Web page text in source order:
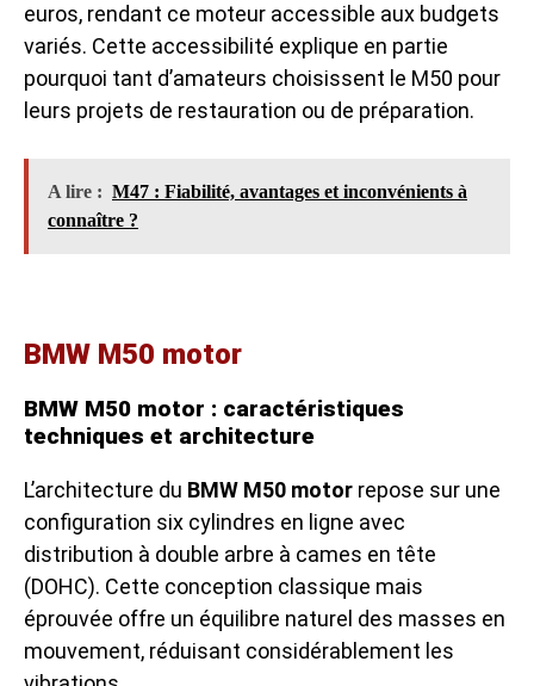
euros, rendant ce moteur accessible aux budgets
variés. Cette accessibilité explique en partie
pourquoi tant d’amateurs choisissent le M50 pour
leurs projets de restauration ou de préparation.
A lire : M47 : Fiabilité, avantages et inconvénients à
connaître ?
BMW M50 motor
BMW M50 motor : caractéristiques
techniques et architecture
L’architecture du BMW M50 motor repose sur une
configuration six cylindres en ligne avec
distribution à double arbre à cames en tête
(DOHC). Cette conception classique mais
éprouvée offre un équilibre naturel des masses en
mouvement, réduisant considérablement les